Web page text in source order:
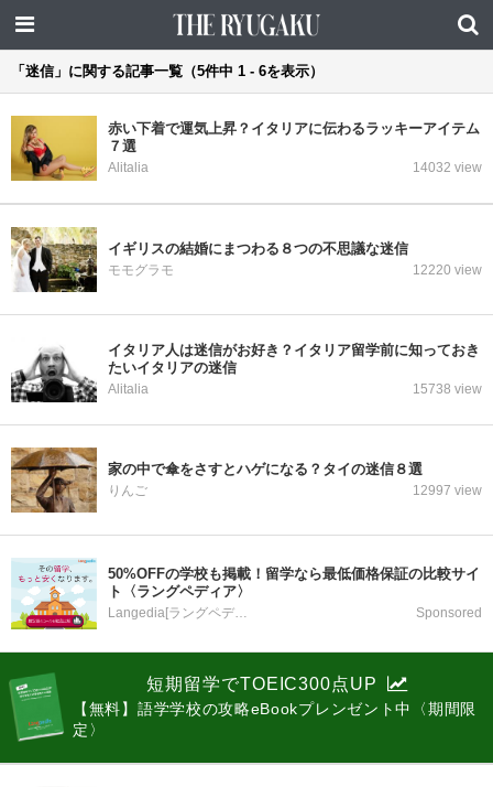
「迷信」に関する記事一覧（5件中 1 - 6を表示）
赤い下着で運気上昇？イタリアに伝わるラッキーアイテム
７選
Alitalia 14032 view
イギリスの結婚にまつわる８つの不思議な迷信
モモグラモ 12220 view
イタリア人は迷信がお好き？イタリア留学前に知っておき
たいイタリアの迷信
Alitalia 15738 view
家の中で傘をさすとハゲになる？タイの迷信８選
りんご 12997 view
50%OFFの学校も掲載！留学なら最低価格保証の比較サイ
ト〈ラングペディア〉
Langedia[ラングペディア] Sponsored
短期留学でTOEIC300点UP
【無料】語学学校の攻略eBookプレンゼント中〈期間限
定〉